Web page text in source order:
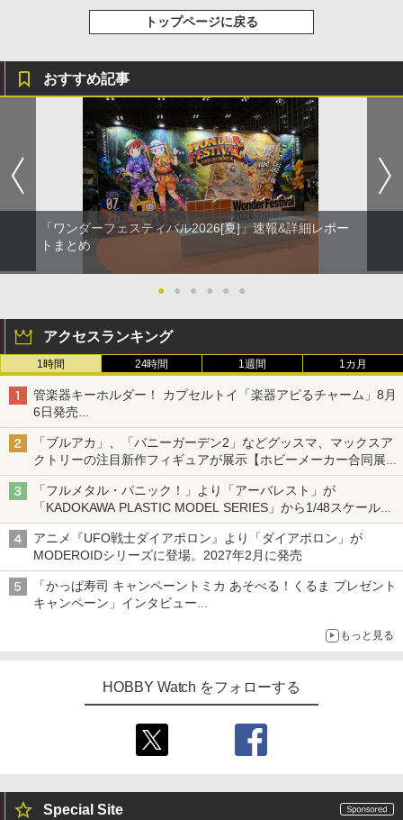
トップページに戻る
おすすめ記事
「ワンダーフェスティバル2026[夏]」速報&詳細レポー
トまとめ
● ● ● ● ● ●
アクセスランキング
1時間 24時間 1週間 1カ月
管楽器キーホルダー！ カプセルトイ「楽器アピるチャーム」8月
6日発売
チューバ、テナサクなど5種各3色
「ブルアカ」、「バニーガーデン2」などグッスマ、マックスア
クトリーの注目新作フィギュアが展示【ホビーメーカー合同展示
会】
「フルメタル・パニック！」より「アーバレスト」が
「KADOKAWA PLASTIC MODEL SERIES」から1/48スケールで
登場！
アニメ『UFO戦士ダイアポロン』より「ダイアポロン」が
MODEROIDシリーズに登場。2027年2月に発売
「かっぱ寿司 キャンペーントミカ あそべる！くるま プレゼント
キャンペーン」インタビュー
もっと見る
HOBBY Watch をフォローする
Special Site